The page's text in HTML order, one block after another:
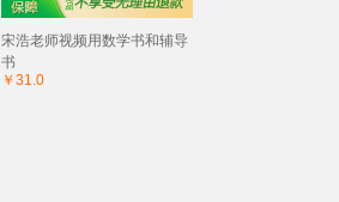
宋浩老师视频用数学书和辅导
书
￥31.0